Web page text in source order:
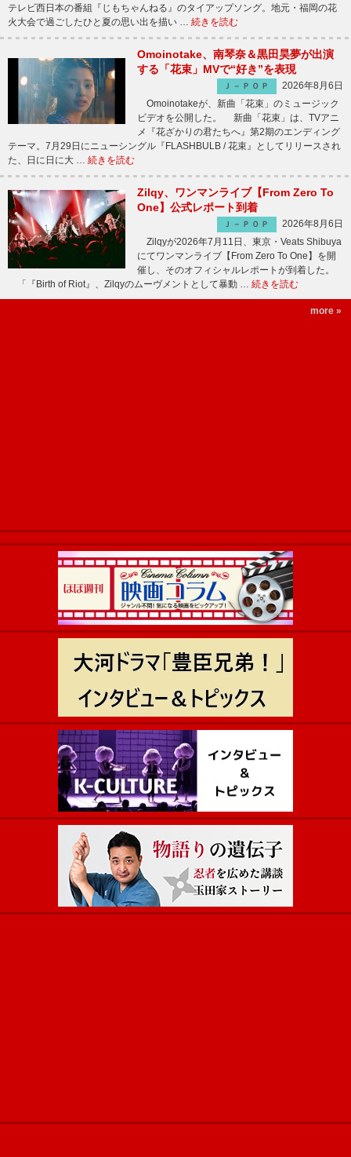
テレビ西日本の番組『じもちゃんねる』のタイアップソング。地元・福岡の花
火大会で過ごしたひと夏の思い出を描い … 続きを読む
Omoinotake、南琴奈＆黒田昊夢が出演
する「花束」MVで“好き”を表現
Ｊ－ＰＯＰ
2026年8月6日
Omoinotakeが、新曲「花束」のミュージック
ビデオを公開した。 新曲「花束」は、TVアニ
メ『花ざかりの君たちへ』第2期のエンディング
テーマ。7月29日にニューシングル『FLASHBULB / 花束』としてリリースされ
た、日に日に大 … 続きを読む
Zilqy、ワンマンライブ【From Zero To
One】公式レポート到着
Ｊ－ＰＯＰ
2026年8月6日
Zilqyが2026年7月11日、東京・Veats Shibuya
にてワンマンライブ【From Zero To One】を開
催し、そのオフィシャルレポートが到着した。
「『Birth of Riot』、Zilqyのムーヴメントとして暴動 … 続きを読む
more »